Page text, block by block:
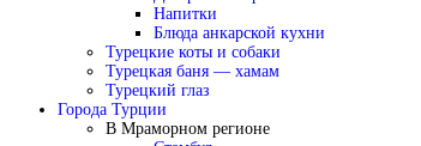
Напитки
Блюда анкарской кухни
Турецкие коты и собаки
Турецкая баня — хамам
Турецкий глаз
Города Турции
В Мраморном регионе